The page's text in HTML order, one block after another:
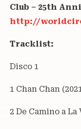
Club – 25th
http://
Tracklist:
Disco 1
1 Chan Chan
2 De Camino a